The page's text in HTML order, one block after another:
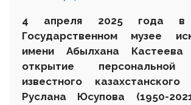
4 апреля 2025 года
Государственном музее
имени Абылхана Кастеева
открытие персональной
известного казахстанского
Руслана Юсупова (1950-